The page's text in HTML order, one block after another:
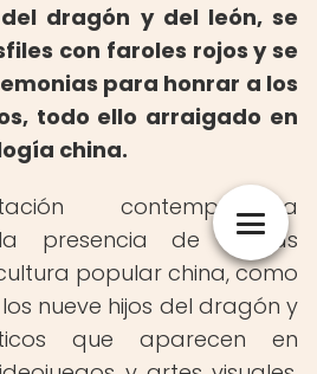
dragón y del león, se
con faroles rojos y se
para honrar a los
todo ello arraigado en
china.
contemporánea
presencia de figuras
popular china, como
nueve hijos del dragón y
que aparecen en